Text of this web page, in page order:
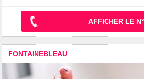
AFFICHER LE N°
FONTAINEBLEAU